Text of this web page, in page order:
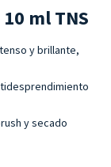
ml TNS
y brillante,
y secado